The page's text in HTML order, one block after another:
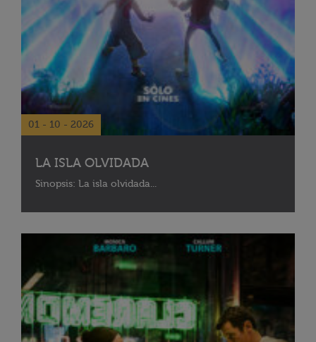
01 - 10 - 2026
LA ISLA OLVIDADA
Sinopsis: La isla olvidada...